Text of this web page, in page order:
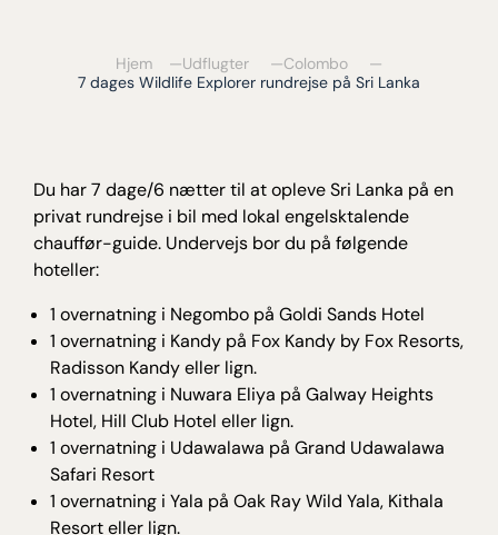
Hjem Udflugter
Colombo
7 dages Wildlife Explorer rundrejse på Sri Lanka
Du har 7 dage/6 nætter til at opleve Sri Lanka på en
privat rundrejse i bil med lokal engelsktalende
chauffør-guide. Undervejs bor du på følgende
hoteller:
1 overnatning i Negombo på Goldi Sands Hotel
1 overnatning i Kandy på Fox Kandy by Fox Resorts,
Radisson Kandy eller lign.
1 overnatning i Nuwara Eliya på Galway Heights
Hotel, Hill Club Hotel eller lign.
1 overnatning i Udawalawa på Grand Udawalawa
Safari Resort
1 overnatning i Yala på Oak Ray Wild Yala, Kithala
Resort eller lign.